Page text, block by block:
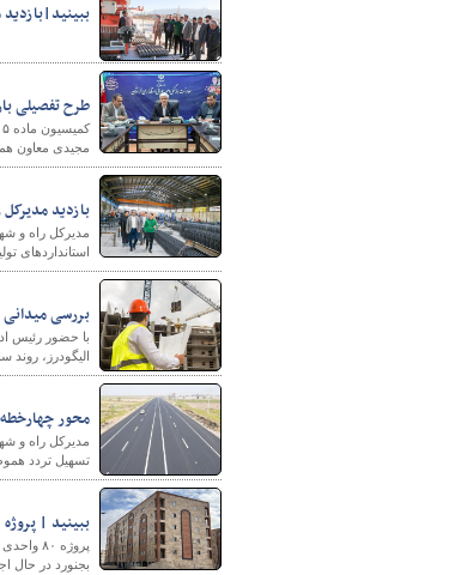
طرح تفصیلی
مجیدی معاون
بازدید
مدیرکل راه و
استانداردهای
بررسی
با حضور رئیس
الیگودرز،
محور چهارخطه
مدیرکل راه و
تسهیل تردد
ببینید | پروژه ۸۰ واحدی نهضت ملی مسکن مجریان شهرساز اترک در خراسان شمالی در قاب تصویر